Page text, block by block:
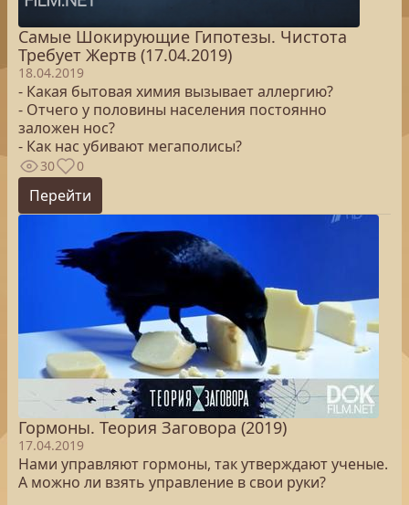
Самые Шокирующие Гипотезы. Чистота
Требует Жертв (17.04.2019)
18.04.2019
- Какая бытовая химия вызывает аллергию?
- Отчего у половины населения постоянно
заложен нос?
- Как нас убивают мегаполисы?
30 0
Перейти
Гормоны. Теория Заговора (2019)
17.04.2019
Нами управляют гормоны, так утверждают ученые.
А можно ли взять управление в свои руки?